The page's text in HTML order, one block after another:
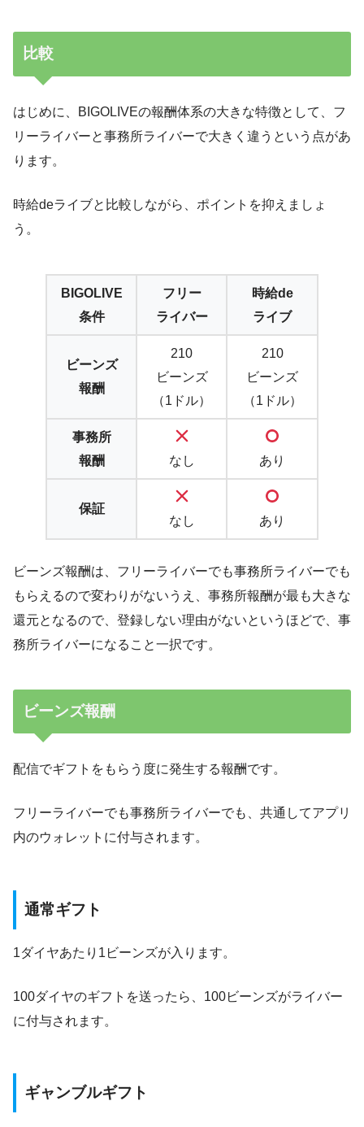
比較
はじめに、BIGOLIVEの報酬体系の大きな特徴として、フ
リーライバーと事務所ライバーで大きく違うという点があ
ります。
時給deライブと比較しながら、ポイントを抑えましょ
う。
BIGOLIVE
条件
フリー
ライバー
時給de
ライブ
ビーンズ
報酬
210
ビーンズ
（1ドル）
210
ビーンズ
（1ドル）
事務所
報酬
なし あり
保証
なし
あり
ビーンズ報酬は、フリーライバーでも事務所ライバーでも
もらえるので変わりがないうえ、事務所報酬が最も大きな
還元となるので、登録しない理由がないというほどで、事
務所ライバーになること一択です。
ビーンズ報酬
配信でギフトをもらう度に発生する報酬です。
フリーライバーでも事務所ライバーでも、共通してアプリ
内のウォレットに付与されます。
通常ギフト
1ダイヤあたり1ビーンズが入ります。
100ダイヤのギフトを送ったら、100ビーンズがライバー
に付与されます。
ギャンブルギフト